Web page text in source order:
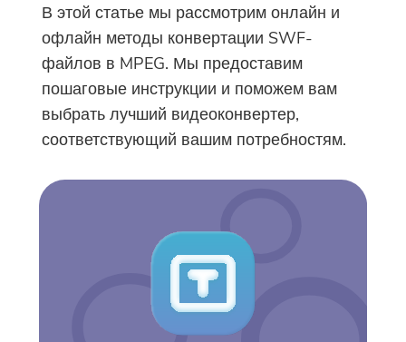
В этой статье мы рассмотрим онлайн и
офлайн методы конвертации SWF-
файлов в MPEG. Мы предоставим
пошаговые инструкции и поможем вам
выбрать лучший видеоконвертер,
соответствующий вашим потребностям.